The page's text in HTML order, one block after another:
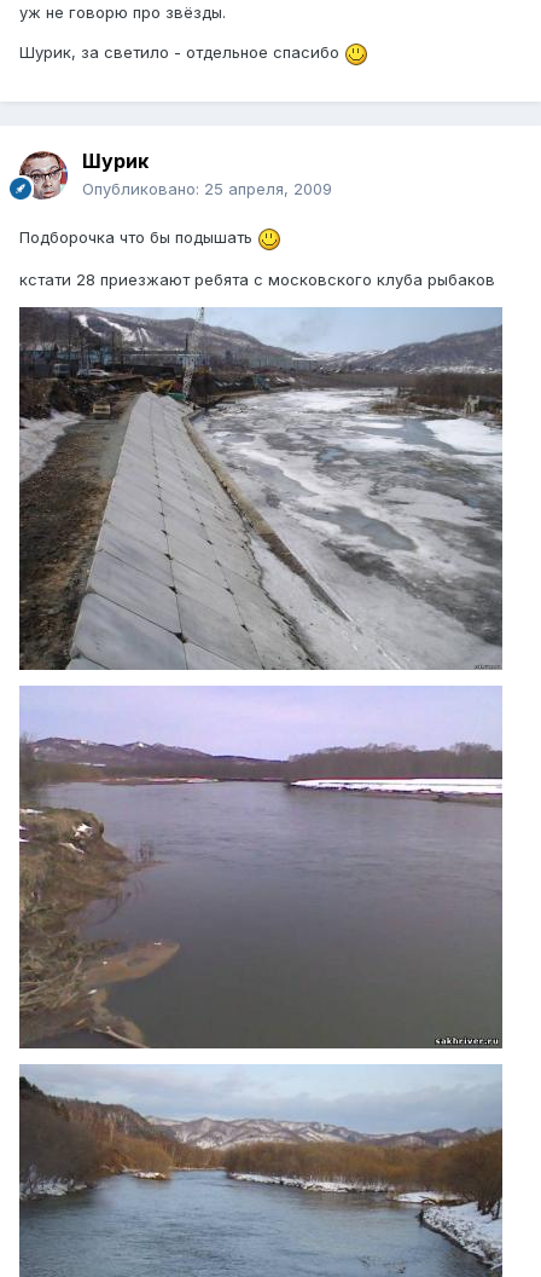
уж не говорю про звёзды.
Шурик, за светило - отдельное спасибо
Шурик
Опубликовано: 25 апреля, 2009
Подборочка что бы подышать
кстати 28 приезжают ребята с московского клуба рыбаков